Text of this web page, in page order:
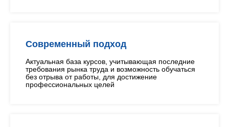
Современный подход
Актуальная база курсов, учитывающая последние
требования рынка труда и возможность обучаться
без отрыва от работы, для достижение
профессиональных целей